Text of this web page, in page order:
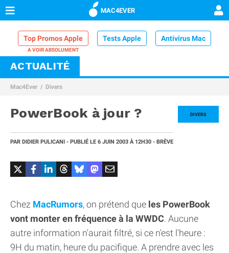
MAC4EVER
Top Promos Apple Tests Apple Antivirus Mac
VPN Mac
Comparatif iPhone
ACTUALITÉ
Mac4Ever Divers
DIVERS
PowerBook à jour ?
PAR DIDIER PULICANI - PUBLIÉ LE 6 JUIN 2003 À 12H30 - BRÈVE
Chez MacRumors, on prétend que les PowerBook
vont monter en fréquence à la WWDC. Aucune
autre information n'aurait filtré, si ce n'est l'heure :
9H du matin, heure du pacifique. A prendre avec les